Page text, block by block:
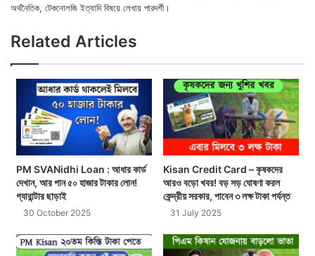
অর্থনৈতিক, টেকনোলজি ইত্যাদি বিষয়ে লেখায় পারদর্শী।
Related Articles
PM SVANidhi Loan : আধার কার্ড
দেখান, আর পান ৫০ হাজার টাকার লোন!
গ্যারান্টার ছাড়াই
30 October 2025
Kisan Credit Card – কৃষকদের
আরও বড়ো খবর! বড় সড় ঘোষণা করল
কেন্দ্রীয় সরকার, পাবেন ৩ লক্ষ টাকা পর্যন্ত
31 July 2025